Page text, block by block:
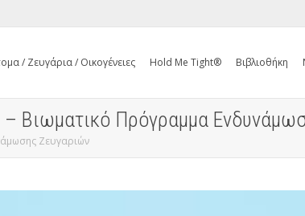
/ Ζευγάρια / Οικογένειες Hold Me Tight® Βιβλιοθήκη
Βιωματικό Πρόγραμμα
Ζευγαριών